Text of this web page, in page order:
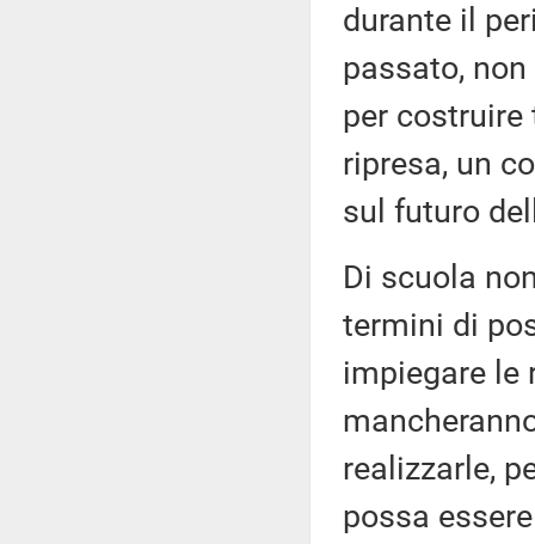
durante il
passato,
per
ripresa, un
sul futuro
Di scuola
termini di
impiegare le
realizzarle,
possa